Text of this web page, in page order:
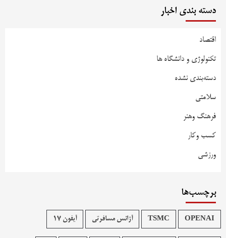
دسته بندی اخبار
اقتصاد
تکنولوژی و دانشگاه ها
دسته‌بندی نشده
سلامتی
فرهنگ وهنر
کسب وکار
ورزشی
برچسب‌ها
OPENAI
TSMC آژانس مسافرتی آیفون 17